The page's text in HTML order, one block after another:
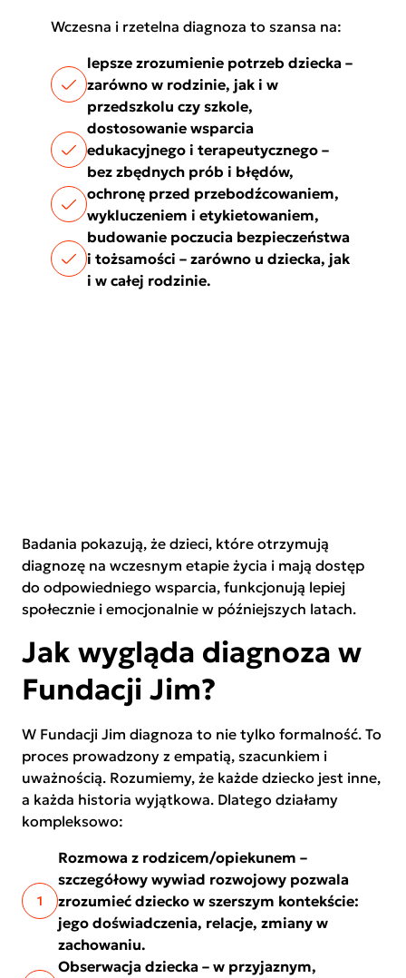
Wczesna i rzetelna diagnoza to szansa na:
lepsze zrozumienie potrzeb dziecka –
zarówno w rodzinie, jak i w
przedszkolu czy szkole,
dostosowanie wsparcia
edukacyjnego i terapeutycznego –
bez zbędnych prób i błędów,
ochronę przed przebodźcowaniem,
wykluczeniem i etykietowaniem,
budowanie poczucia bezpieczeństwa
i tożsamości – zarówno u dziecka, jak
i w całej rodzinie.
Badania pokazują, że dzieci, które otrzymują
diagnozę na wczesnym etapie życia i mają dostęp
do odpowiedniego wsparcia, funkcjonują lepiej
społecznie i emocjonalnie w późniejszych latach.
Jak wygląda diagnoza w
Fundacji Jim?
W Fundacji Jim diagnoza to nie tylko formalność. To
proces prowadzony z empatią, szacunkiem i
uważnością. Rozumiemy, że każde dziecko jest inne,
a każda historia wyjątkowa. Dlatego działamy
kompleksowo:
1
Rozmowa z rodzicem/opiekunem –
szczegółowy wywiad rozwojowy pozwala
zrozumieć dziecko w szerszym kontekście:
jego doświadczenia, relacje, zmiany w
zachowaniu.
Obserwacja dziecka – w przyjaznym,